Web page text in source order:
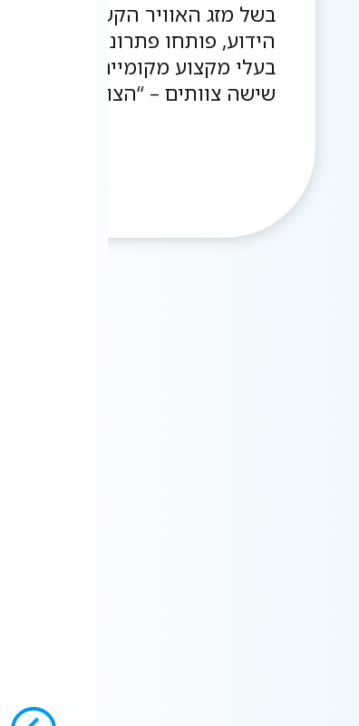
בשל מזג האוויר הקשה של
הידוע, פותחו פתרונות הסקה
בעלי מקצוע מקומיים. עולם
שישה צוותים – “הצוותים